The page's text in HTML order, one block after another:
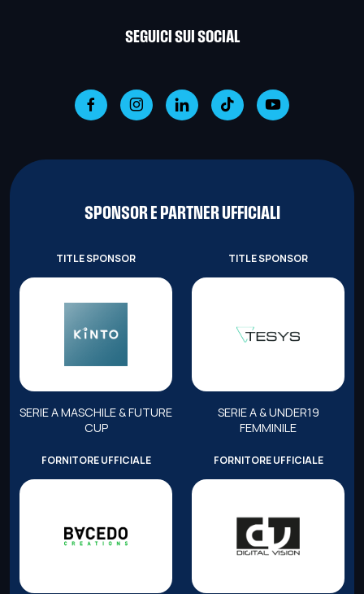
SEGUICI SUI SOCIAL
SPONSOR E PARTNER UFFICIALI
TITLE SPONSOR
SERIE A MASCHILE & FUTURE
CUP
TITLE SPONSOR
SERIE A & UNDER19
FEMMINILE
FORNITORE UFFICIALE FORNITORE UFFICIALE